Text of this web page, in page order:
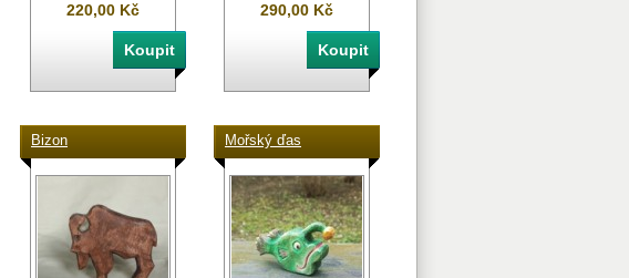
220,00 Kč 290,00 Kč
Bizon Mořský ďas